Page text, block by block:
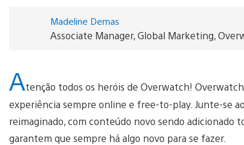
Madeline Demas
Associate Manager, Global Marketing,
Atenção todos os heróis de Overwatch!
experiência sempre online e free-to-play. Junte-se
reimaginado, com conteúdo novo sendo adicionado
garantem que sempre há algo novo para se fazer.